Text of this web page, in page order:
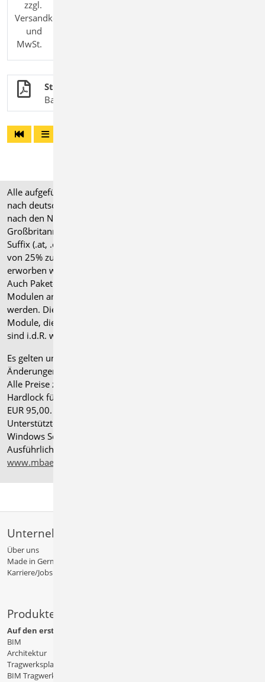
zzgl.
Versandkosten
und
MwSt.
Stahlbau
BauStatik-Module nach DIN EN 1993-1-1
Alle aufgeführten Preise verstehen sich für Module/Pakete
nach deutschen Normgrundlagen (".de"). Module, die auch
nach den Normen für Österreich, Schweiz, Italien und
Großbritannien verfügbar sind, tragen ein entsprechendes
Suffix (.at, .ch, .it bzw. .uk) und können gegen einen Aufpreis
von 25% zusammen mit dem jeweiligen ".de"-Modul
erworben werden.
Auch Pakete können gegen einen Aufpreis von 25% mit
Modulen anderer Normen (.at, .ch, .it bzw. .uk) erweitert
werden. Die Paketerweiterung umfasst alle entsprechenden
Module, die zum Zeitpunkt des Kaufs verfügbar sind. Das
sind i.d.R. weniger Module als nach deutscher Norm.
Es gelten unsere
Änderungen und Irrtümer vorbehalten.
Alle Preise zzgl. Versandkosten und gesetzlicher MwSt.
Hardlock für Einzelplatzlizenz, je Arbeitsplatz erforderlich
EUR 95,00. Folgelizenz-/Netzwerkbedingungen auf Anfrage.
Unterstützte Betriebssysteme: Windows
Windows Server 2025 mit Windows Terminal Server.
Ausführliche Informationen auf
www.mbaec.de/service/systemvoraussetzungen
Unternehmen
Über uns
Made in Germany
Karriere/Jobs
Produkte
Auf den ersten Blick
BIM
Architektur
Tragwerksplanung
BIM Tragwerksplanung